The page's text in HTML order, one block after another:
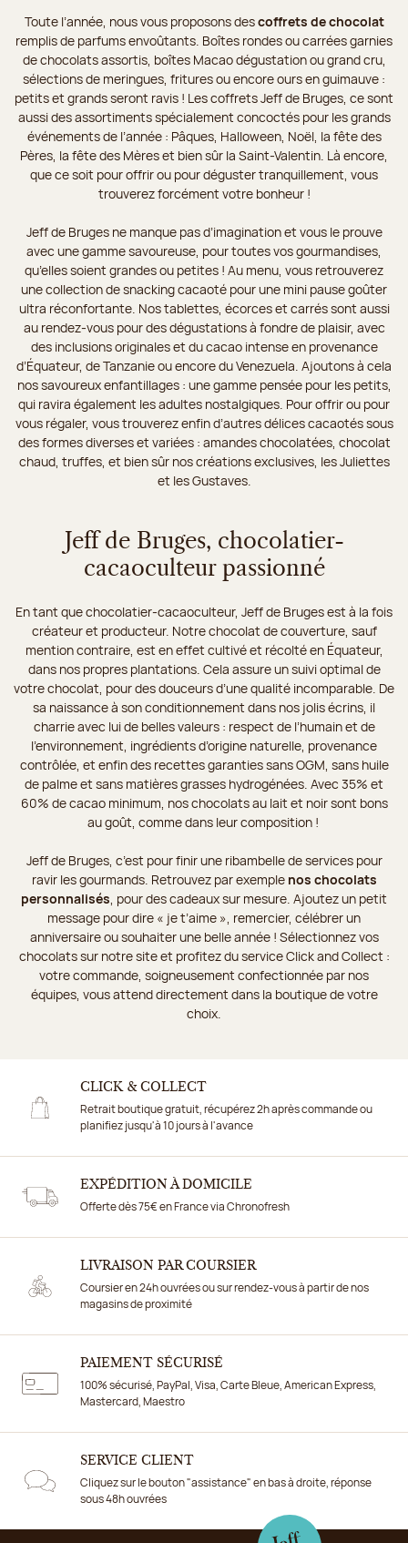
Toute l’année, nous vous proposons descoffrets de chocolat
remplis de parfums envoûtants. Boîtes rondes ou carrées garnies
de chocolats assortis, boîtes Macao dégustation ou grand cru,
sélections de meringues, fritures ou encore ours en guimauve :
petits et grands seront ravis ! Les coffrets Jeff de Bruges, ce sont
aussi des assortiments spécialement concoctés pour les grands
événements de l’année : Pâques, Halloween, Noël, la fête des
Pères, la fête des Mères et bien sûr la Saint-Valentin. Là encore,
que ce soit pour offrir ou pour déguster tranquillement, vous
trouverez forcément votre bonheur !
Jeff de Bruges ne manque pas d’imagination et vous le prouve
avec une gamme savoureuse, pour toutes vos gourmandises,
qu’elles soient grandes ou petites ! Au menu, vous retrouverez
une collection de snacking cacaoté pour une mini pause goûter
ultra réconfortante. Nos tablettes, écorces et carrés sont aussi
au rendez-vous pour des dégustations à fondre de plaisir, avec
des inclusions originales et du cacao intense en provenance
d’Équateur, de Tanzanie ou encore du Venezuela. Ajoutons à cela
nos savoureux enfantillages : une gamme pensée pour les petits,
qui ravira également les adultes nostalgiques. Pour offrir ou pour
vous régaler, vous trouverez enfin d’autres délices cacaotés sous
des formes diverses et variées : amandes chocolatées, chocolat
chaud, truffes, et bien sûr nos créations exclusives, les Juliettes
et les Gustaves.
Jeff de Bruges, chocolatier-
cacaoculteur passionné
En tant que chocolatier-cacaoculteur, Jeff de Bruges est à la fois
créateur et producteur. Notre chocolat de couverture, sauf
mention contraire, est en effet cultivé et récolté en Équateur,
dans nos propres plantations. Cela assure un suivi optimal de
votre chocolat, pour des douceurs d’une qualité incomparable. De
sa naissance à son conditionnement dans nos jolis écrins, il
charrie avec lui de belles valeurs : respect de l’humain et de
l’environnement, ingrédients d’origine naturelle, provenance
contrôlée, et enfin des recettes garanties sans OGM, sans huile
de palme et sans matières grasses hydrogénées. Avec 35% et
60% de cacao minimum, nos chocolats au lait et noir sont bons
au goût, comme dans leur composition !
Jeff de Bruges, c’est pour finir une ribambelle de services pour
ravir les gourmands. Retrouvez par exemple nos chocolats
personnalisés , pour des cadeaux sur mesure. Ajoutez un petit
message pour dire « je t’aime », remercier, célébrer un
anniversaire ou souhaiter une belle année ! Sélectionnez vos
chocolats sur notre site et profitez du service Click and Collect :
votre commande, soigneusement confectionnée par nos
équipes, vous attend directement dans la boutique de votre
choix.
CLICK & COLLECT
Retrait boutique gratuit, récupérez 2h après commande ou
planifiez jusqu'à 10 jours à l'avance
EXPÉDITION À DOMICILE
Offerte dès 75€ en France via Chronofresh
LIVRAISON PAR COURSIER
Coursier en 24h ouvrées ou sur rendez-vous à partir de nos
magasins de proximité
PAIEMENT SÉCURISÉ
100% sécurisé, PayPal, Visa, Carte Bleue, American Express,
Mastercard, Maestro
SERVICE CLIENT
Cliquez sur le bouton "assistance" en bas à droite, réponse
sous 48h ouvrées